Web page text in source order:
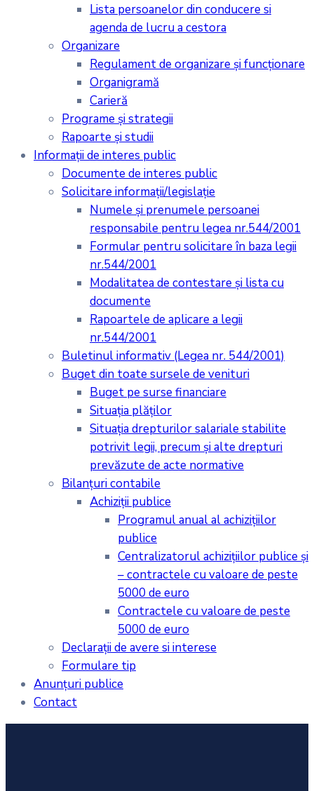
Lista persoanelor din conducere si
agenda de lucru a cestora
Organizare
Regulament de organizare și funcționare
Organigramă
Carieră
Programe și strategii
Rapoarte și studii
Informații de interes public
Documente de interes public
Solicitare informații/legislație
Numele și prenumele persoanei
responsabile pentru legea nr.544/2001
Formular pentru solicitare în baza legii
nr.544/2001
Modalitatea de contestare și lista cu
documente
Rapoartele de aplicare a legii
nr.544/2001
Buletinul informativ (Legea nr. 544/2001)
Buget din toate sursele de venituri
Buget pe surse financiare
Situaţia plăţilor
Situaţia drepturilor salariale stabilite
potrivit legii, precum şi alte drepturi
prevăzute de acte normative
Bilanţuri contabile
Achiziţii publice
Programul anual al achiziţiilor
publice
Centralizatorul achiziţiilor publice şi
– contractele cu valoare de peste
5000 de euro
Contractele cu valoare de peste
5000 de euro
Declarații de avere si interese
Formulare tip
Anunțuri publice
Contact